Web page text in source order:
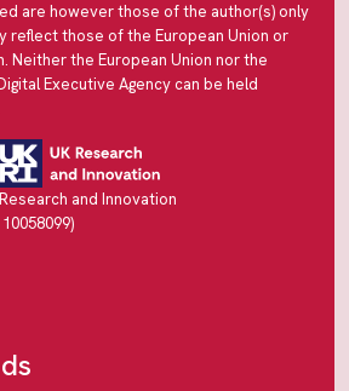
are however those of the author(s) only
reflect those of the European Union or
Neither the European Union nor the
Executive Agency can be held
and Innovation